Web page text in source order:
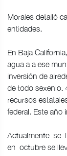
Morales detalló
entidades.
En Baja
agua a a ese
inversión de
de todo sexenio.
recursos
federal. Este año
Actualmente se
en octubre se